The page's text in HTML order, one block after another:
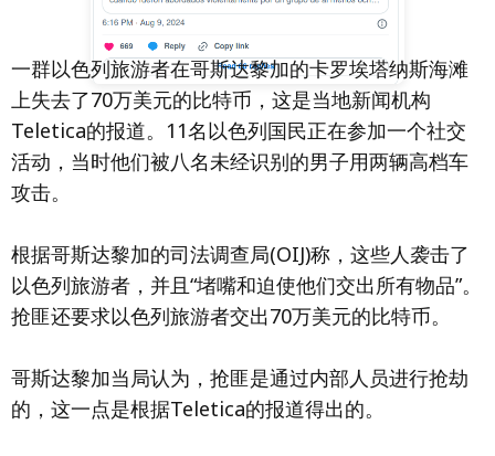
一群以色列旅游者在哥斯达黎加的卡罗埃塔纳斯海滩
上失去了70万美元的比特币，这是当地新闻机构
Teletica的报道。11名以色列国民正在参加一个社交
活动，当时他们被八名未经识别的男子用两辆高档车
攻击。
根据哥斯达黎加的司法调查局(OIJ)称，这些人袭击了
以色列旅游者，并且“堵嘴和迫使他们交出所有物品”。
抢匪还要求以色列旅游者交出70万美元的比特币。
哥斯达黎加当局认为，抢匪是通过内部人员进行抢劫
的，这一点是根据Teletica的报道得出的。